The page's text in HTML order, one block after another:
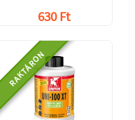
630 Ft
RAKTÁRON